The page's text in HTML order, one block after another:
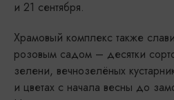
и 21 сентября.
Храмовый комплекс также
розовым садом – десятки
зелени, вечнозелёных
и цветах с начала весны до